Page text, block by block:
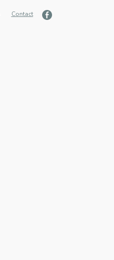
Contact